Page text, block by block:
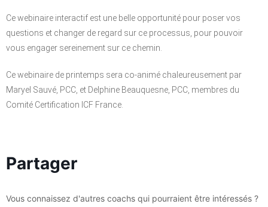
Ce webinaire interactif est une belle opportunité pour poser vos
questions et changer de regard sur ce processus, pour pouvoir
vous engager sereinement sur ce chemin.
Ce webinaire de printemps sera co-animé chaleureusement par
Maryel Sauvé , PCC, et Delphine Beauquesne, PCC, membres du
Comité Certification ICF France.
Partager
Vous connaissez d'autres coachs qui pourraient être intéressés ?